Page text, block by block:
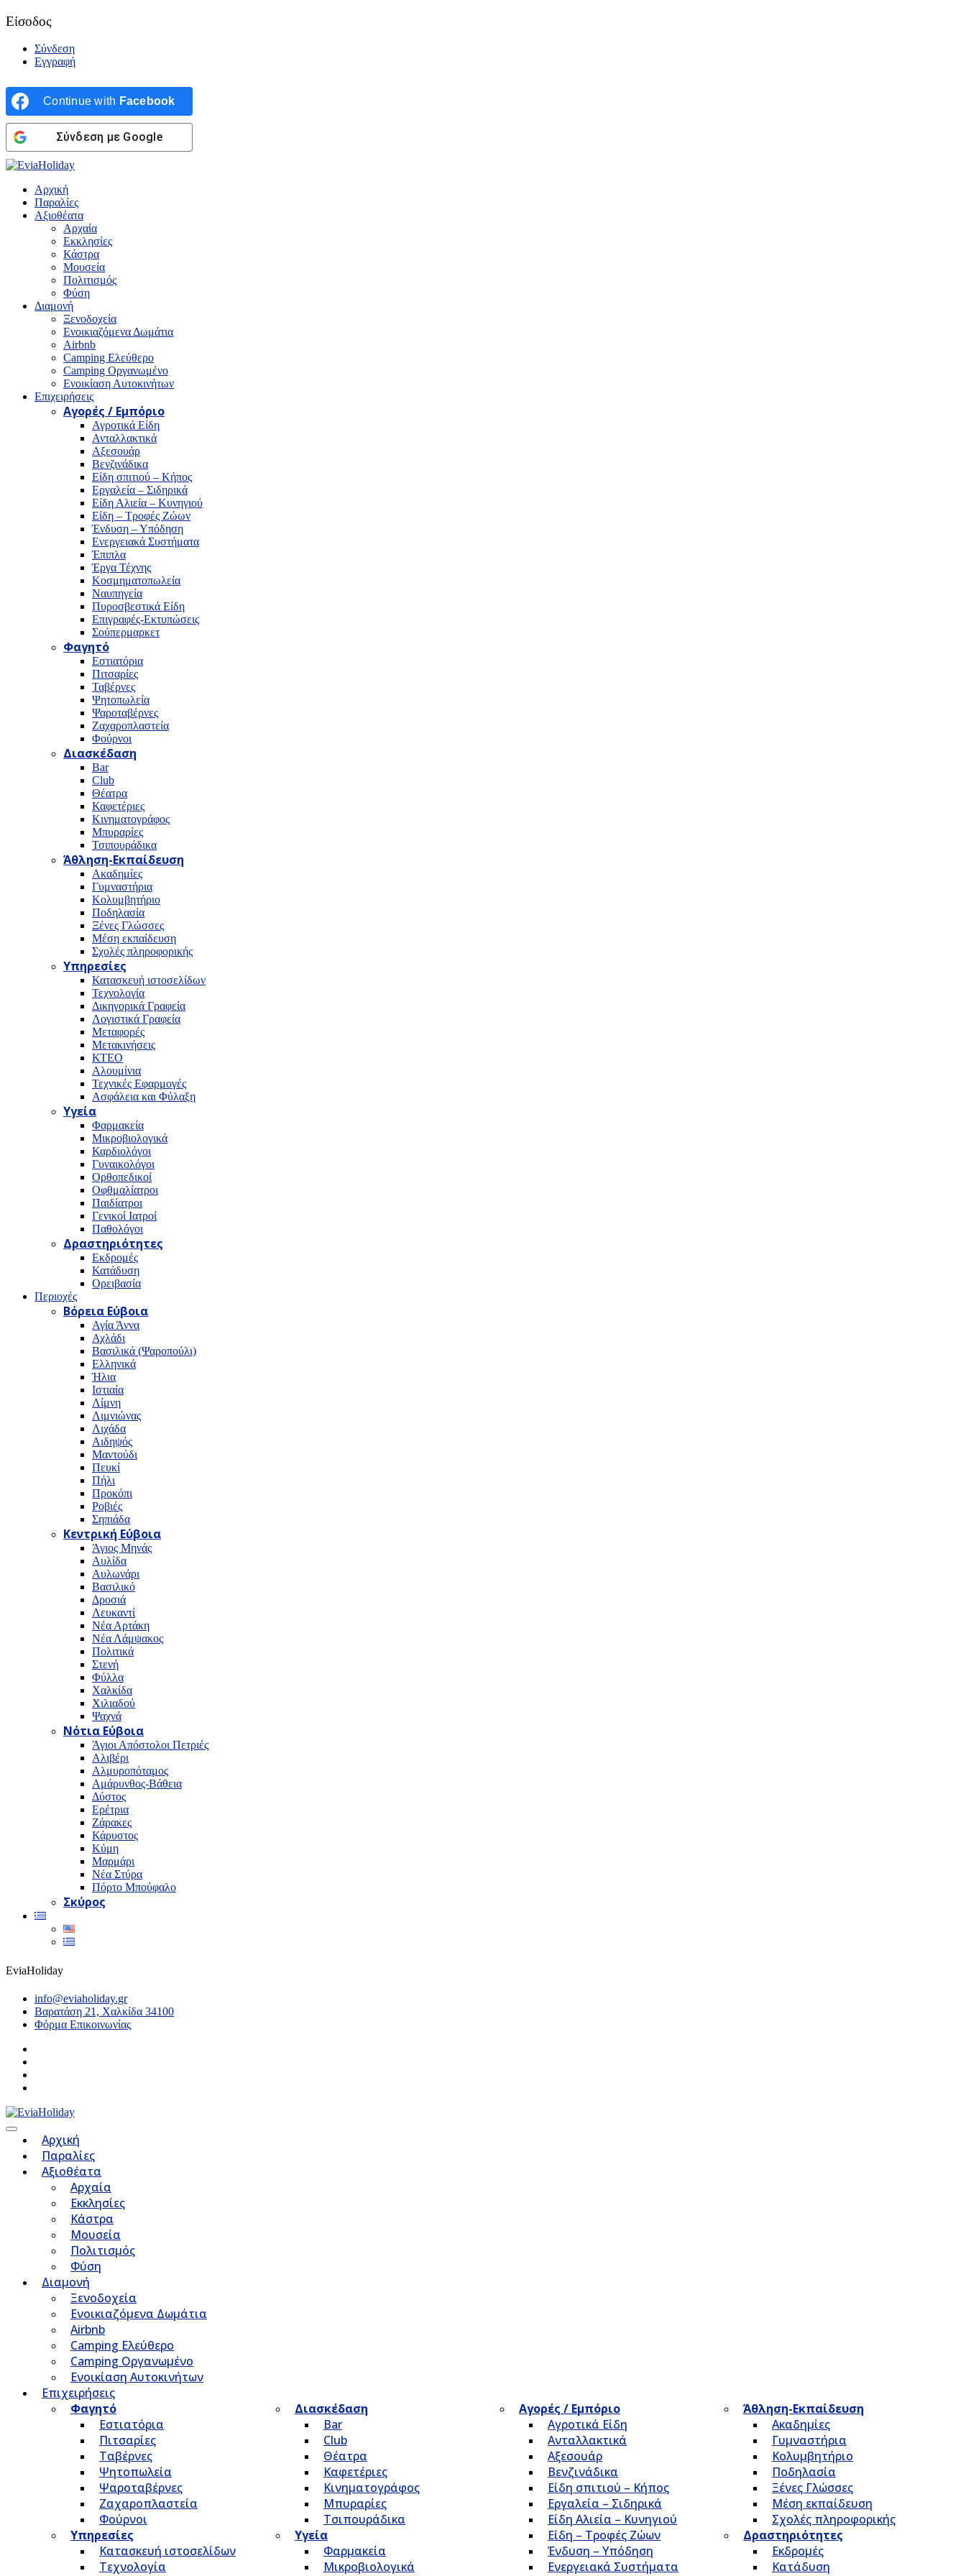
Είσοδος
Σύνδεση
Εγγραφή
Continue with Facebook
Σύνδεση με Google
Αρχική
Παραλίες
Αξιοθέατα
Αρχαία
Εκκλησίες
Κάστρα
Μουσεία
Πολιτισμός
Φύση
Διαμονή
Ξενοδοχεία
Ενοικιαζόμενα Δωμάτια
Airbnb
Camping Ελεύθερο
Camping Οργανωμένο
Ενοικίαση Αυτοκινήτων
Επιχειρήσεις
Αγορές / Εμπόριο
Αγροτικά Είδη
Ανταλλακτικά
Αξεσουάρ
Βενζινάδικα
Είδη σπιτιού – Κήπος
Εργαλεία – Σιδηρικά
Είδη Αλιεία – Κυνηγιού
Είδη – Τροφές Ζώων
Ένδυση – Υπόδηση
Ενεργειακά Συστήματα
Έπιπλα
Έργα Τέχνης
Κοσμηματοπωλεία
Ναυπηγεία
Πυροσβεστικά Είδη
Επιγραφές-Εκτυπώσεις
Σούπερμαρκετ
Φαγητό
Εστιατόρια
Πιτσαρίες
Ταβέρνες
Ψητοπωλεία
Ψαροταβέρνες
Ζαχαροπλαστεία
Φούρνοι
Διασκέδαση
Bar
Club
Θέατρα
Καφετέριες
Κινηματογράφος
Μπυραρίες
Τσιπουράδικα
Άθληση-Εκπαίδευση
Ακαδημίες
Γυμναστήρια
Κολυμβητήριο
Ποδηλασία
Ξένες Γλώσσες
Μέση εκπαίδευση
Σχολές πληροφορικής
Υπηρεσίες
Κατασκευή ιστοσελίδων
Τεχνολογία
Δικηγορικά Γραφεία
Λογιστικά Γραφεία
Μεταφορές
Μετακινήσεις
ΚΤΕΟ
Αλουμίνια
Τεχνικές Εφαρμογές
Ασφάλεια και Φύλαξη
Υγεία
Φαρμακεία
Μικροβιολογικά
Καρδιολόγοι
Γυναικολόγοι
Ορθοπεδικοί
Οφθμαλίατροι
Παιδίατροι
Γενικοί Ιατροί
Παθολόγοι
Δραστηριότητες
Εκδρομές
Κατάδυση
Ορειβασία
Περιοχές
Βόρεια Εύβοια
Αγία Άννα
Αχλάδι
Βασιλικά (Ψαροπούλι)
Ελληνικά
Ήλια
Ιστιαία
Λίμνη
Λιμνιώνας
Λιχάδα
Αιδηψός
Μαντούδι
Πευκί
Πήλι
Προκόπι
Ροβιές
Σηπιάδα
Κεντρική Εύβοια
Άγιος Μηνάς
Αυλίδα
Αυλωνάρι
Βασιλικό
Δροσιά
Λευκαντί
Νέα Αρτάκη
Νέα Λάμψακος
Πολιτικά
Στενή
Φύλλα
Χαλκίδα
Χιλιαδού
Ψαχνά
Νότια Εύβοια
Άγιοι Απόστολοι Πετριές
Αλιβέρι
Αλμυροπόταμος
Αμάρυνθος-Βάθεια
Δύστος
Ερέτρια
Ζάρακες
Κάρυστος
Κύμη
Μαρμάρι
Νέα Στύρα
Πόρτο Μπούφαλο
Σκύρος
EviaHoliday
info@eviaholiday.gr
Βαρατάση 21, Χαλκίδα 34100
Φόρμα Επικοινωνίας
Αρχική
Παραλίες
Αξιοθέατα
Αρχαία
Εκκλησίες
Κάστρα
Μουσεία
Πολιτισμός
Φύση
Διαμονή
Ξενοδοχεία
Ενοικιαζόμενα Δωμάτια
Airbnb
Camping Ελεύθερο
Camping Οργανωμένο
Ενοικίαση Αυτοκινήτων
Επιχειρήσεις
Αγορές / Εμπόριο
Αγροτικά Είδη
Ανταλλακτικά
Αξεσουάρ
Βενζινάδικα
Είδη σπιτιού – Κήπος
Εργαλεία – Σιδηρικά
Είδη Αλιεία – Κυνηγιού
Είδη – Τροφές Ζώων
Ένδυση – Υπόδηση
Ενεργειακά Συστήματα
Φαγητό
Εστιατόρια
Πιτσαρίες
Ταβέρνες
Ψητοπωλεία
Ψαροταβέρνες
Ζαχαροπλαστεία
Φούρνοι
Διασκέδαση
Bar
Club
Θέατρα
Καφετέριες
Κινηματογράφος
Μπυραρίες
Τσιπουράδικα
Άθληση-Εκπαίδευση
Ακαδημίες
Γυμναστήρια
Κολυμβητήριο
Ποδηλασία
Ξένες Γλώσσες
Μέση εκπαίδευση
Σχολές πληροφορικής
Υπηρεσίες
Κατασκευή ιστοσελίδων
Τεχνολογία
Υγεία
Φαρμακεία
Μικροβιολογικά
Δραστηριότητες
Εκδρομές
Κατάδυση